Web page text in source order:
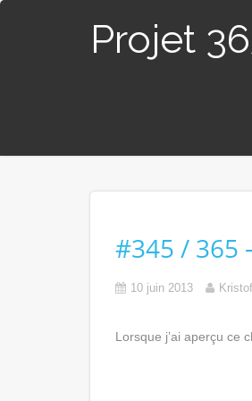
Projet
#345 / 365
10 juin 2013 Kristof
Lorsque j’ai aperçu ce